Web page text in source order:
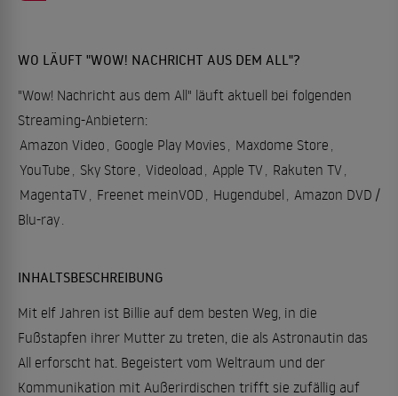
WO LÄUFT "WOW! NACHRICHT AUS DEM ALL"?
"Wow! Nachricht aus dem All" läuft aktuell bei folgenden
Streaming-Anbietern:
Amazon Video , Google Play Movies, Maxdome Store ,
YouTube , Sky Store , Videoload , Apple TV, Rakuten TV,
MagentaTV, Freenet meinVOD , Hugendubel , Amazon DVD /
Blu-ray.
INHALTSBESCHREIBUNG
Mit elf Jahren ist Billie auf dem besten Weg, in die
Fußstapfen ihrer Mutter zu treten, die als Astronautin das
All erforscht hat. Begeistert vom Weltraum und der
Kommunikation mit Außerirdischen trifft sie zufällig auf